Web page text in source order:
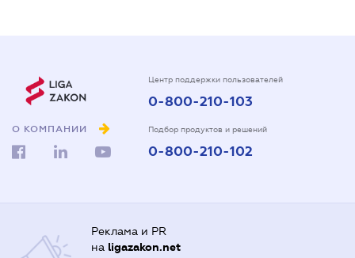
О КОМПАНИИ
Центр поддержки пользователей
0-800-210-103
Подбор продуктов и решений
0-800-210-102
Реклама и PR
на ligazakon.net